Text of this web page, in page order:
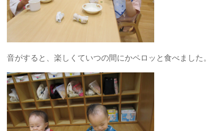
音がすると、楽しくていつの間にかペロッと食べました。